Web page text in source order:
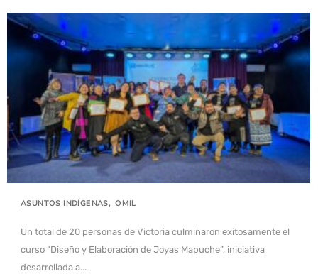
ASUNTOS INDÍGENAS, OMIL
Un total de 20 personas de Victoria culminaron exitosamente el
curso “Diseño y Elaboración de Joyas Mapuche”, iniciativa
desarrollada a...